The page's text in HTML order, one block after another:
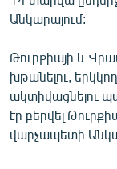
«Ազատության»
Անկարայում:
Թուրքիայի և
խթանելու,
ակտիվացնելու
էր բերվել
վարչապետի